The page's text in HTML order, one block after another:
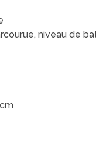
niveau de